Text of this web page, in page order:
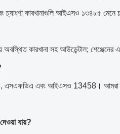
কারখানাগুলি আইএসও ১৩৪৮৫ মেনে
অবস্থিত কারখানা সহ আউডেন্টাল; শেঞ্জেনের
এবং আইএসও 13458। আমরা
যায়?